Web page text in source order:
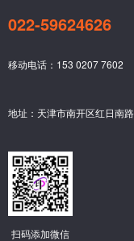
022-59624626
移动电话：153 0207 7602
地址：天津市南开区红日南
扫码添加微信